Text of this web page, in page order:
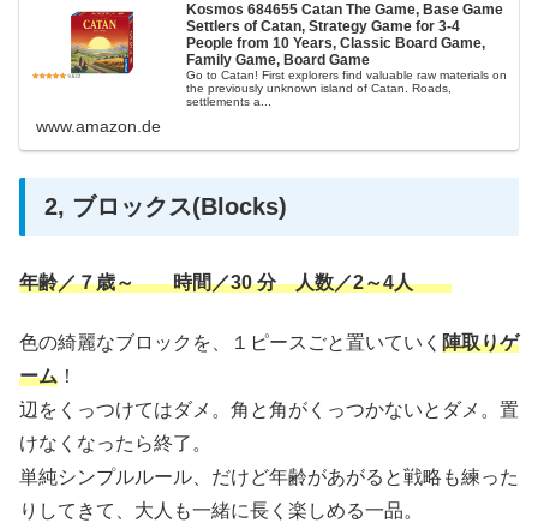
Kosmos 684655 Catan The Game, Base Game
Settlers of Catan, Strategy Game for 3-4
People from 10 Years, Classic Board Game,
Family Game, Board Game
Go to Catan! First explorers find valuable raw materials on
the previously unknown island of Catan. Roads,
settlements a...
www.amazon.de
2, ブロックス(Blocks)
年齢／７歳～ 時間／30 分 人数／2～4人
色の綺麗なブロックを、１ピースごと置いていく 陣取りゲ
ーム ！
辺をくっつけてはダメ。角と角がくっつかないとダメ。置
けなくなったら終了。
単純シンプルルール、だけど年齢があがると戦略も練った
りしてきて、大人も一緒に長く楽しめる一品。